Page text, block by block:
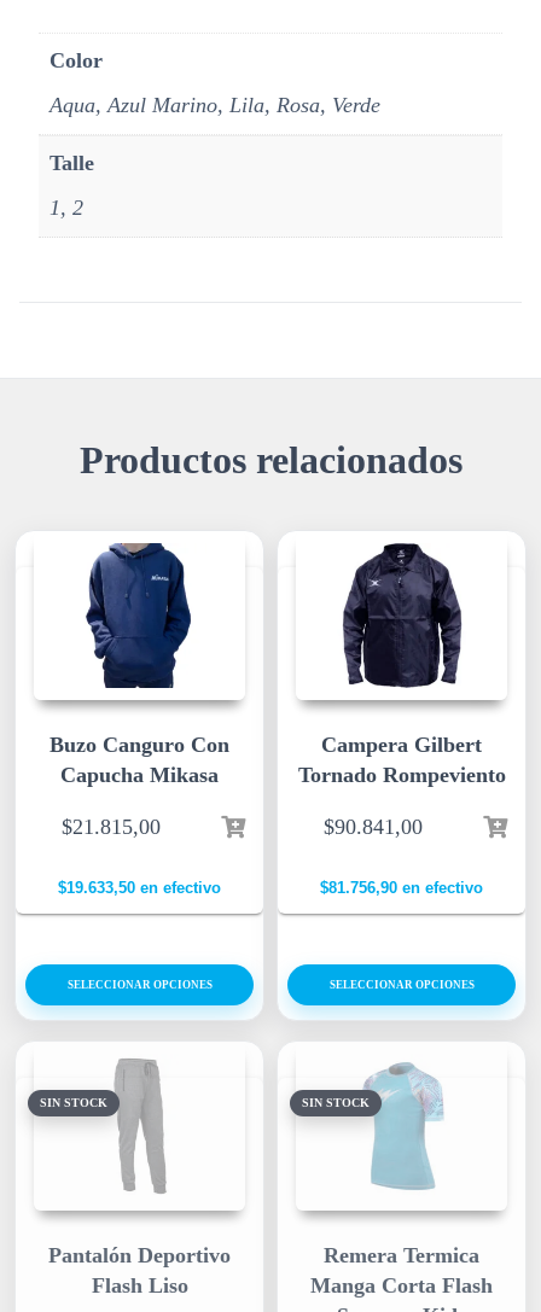
Color
Aqua, Azul Marino, Lila, Rosa, Verde
Talle
1, 2
Productos relacionados
Buzo Canguro Con
Capucha Mikasa
$21.815,00
$19.633,50 en efectivo
SELECCIONAR OPCIONES
SIN STOCK
Pantalón Deportivo
Flash Liso
Campera Gilbert
Tornado Rompeviento
$90.841,00
$81.756,90 en efectivo
SELECCIONAR OPCIONES
SIN STOCK
Remera Termica
Manga Corta Flash